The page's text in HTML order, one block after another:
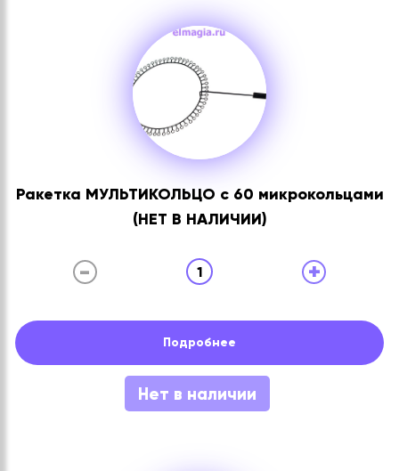
Ракетка МУЛЬТИКОЛЬЦО с 60 микрокольцами
(НЕТ В НАЛИЧИИ)
- 1 +
Подробнее
Нет в наличии